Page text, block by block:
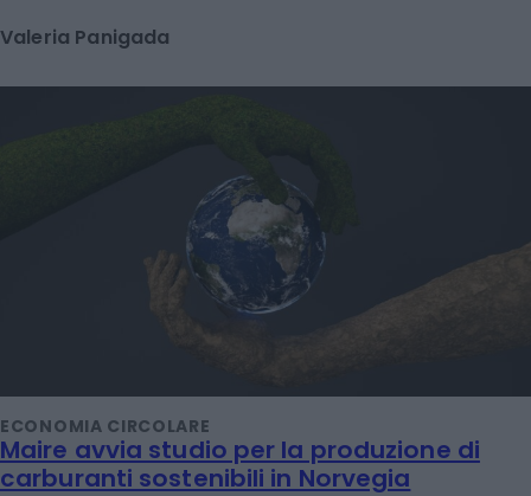
Valeria Panigada
ECONOMIA CIRCOLARE
Maire avvia studio per la produzione di
carburanti sostenibili in Norvegia